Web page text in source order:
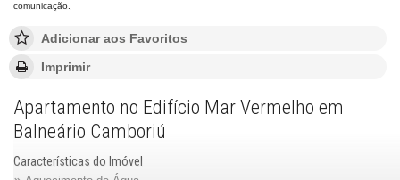
comunicação.
Adicionar aos Favoritos
Imprimir
Apartamento no Edifício Mar Vermelho em
Balneário Camboriú
Características do Imóvel